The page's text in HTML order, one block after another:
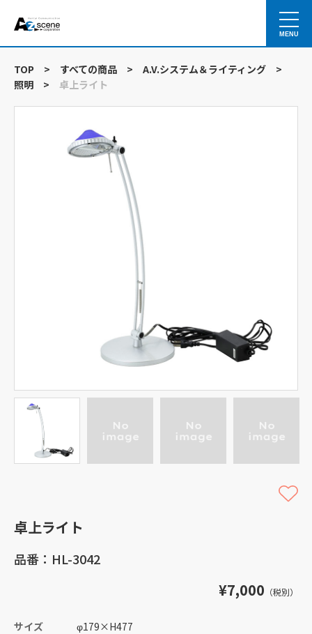
MENU
TOP > すべての商品 > A.V.システム＆ライティング
>
照明
> 卓上ライト
卓上ライト
品番：HL-3042
¥7,000 （税別）
サイズ φ179×H477